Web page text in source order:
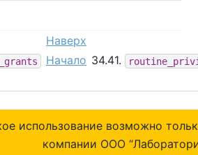
Наверх
Начало 34.41.
использование возможно
компании ОOO